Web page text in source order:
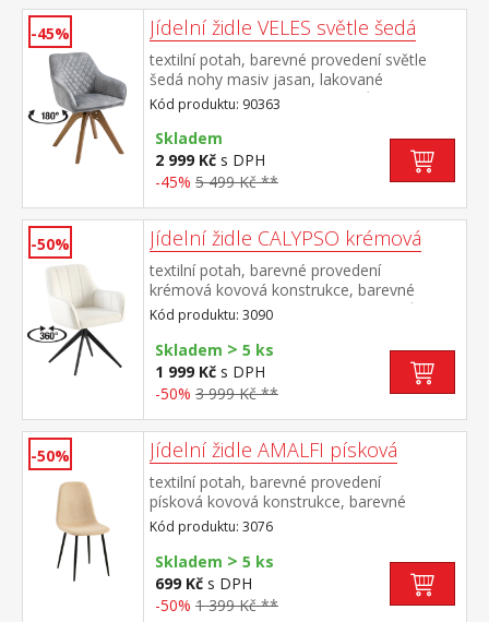
-45% Jídelní židle VELES světle šedá
textilní potah, barevné provedení světle
šedá nohy masiv jasan, lakované
provedení otočná o 180 stupňů výška sedu
47 cm doporučená nosnost do 120 kg
Kód produktu: 90363
Skladem
2 999 Kč s DPH
-45% 5 499 Kč **
-50% Jídelní židle CALYPSO krémová
textilní potah, barevné provedení
krémová kovová konstrukce, barevné
provedení černá otočná o 360 stupňů
Kód produktu: 3090
Skladem > 5 ks
1 999 Kč s DPH
-50% 3 999 Kč **
-50% Jídelní židle AMALFI písková
textilní potah, barevné provedení
písková kovová konstrukce, barevné
provedení černá
Kód produktu: 3076
Skladem > 5 ks
699 Kč s DPH
-50% 1 399 Kč **